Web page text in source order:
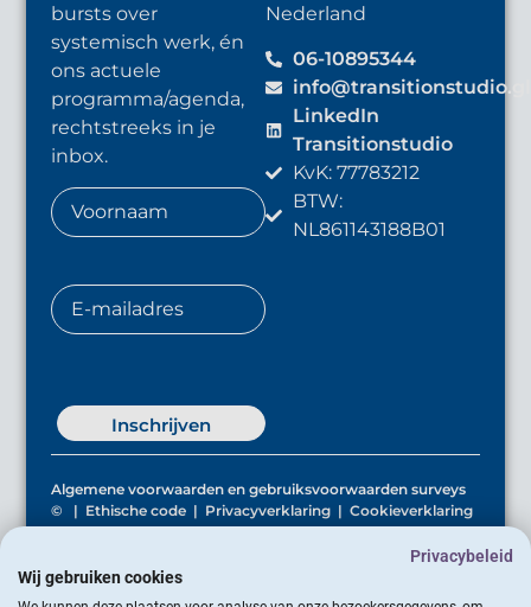
Privacybeleid
Wij gebruiken cookies
bursts over
systemisch werk, én
ons actuele
programma/agenda,
rechtstreeks in je
inbox.
Inschrijven
Nederland
06-10895344
LinkedIn
Transitionstudio
KvK: 77783212
BTW:
NL861143188B01
© 2026 Transitionstudio. Alle rechten voorbehouden.
Algemene voorwaarden en gebruiksvoorwaarden surveys
©
| Ethische code| Privacyverklaring| Cookieverklaring